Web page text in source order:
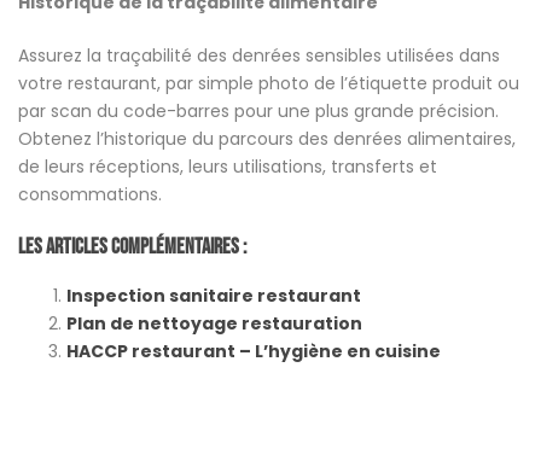
Assurez la traçabilité des denrées sensibles utilisées dans
votre restaurant, par simple photo de l’étiquette produit ou
par scan du code-barres pour une plus grande précision.
Obtenez l’historique du parcours des denrées alimentaires,
de leurs réceptions, leurs utilisations, transferts et
consommations.
Les Articles Complémentaires :
Inspection sanitaire restaurant
Plan de nettoyage restauration
HACCP restaurant – L’hygiène en cuisine